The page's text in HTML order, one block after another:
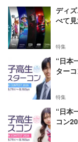
ディ
べて見
特集
“日本
ター
特集
“日本
コン